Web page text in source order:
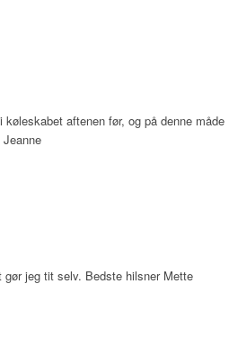
aftenen før, og på denne måde
jeg tit selv. Bedste hilsner Mette